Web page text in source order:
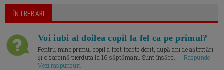
ÎNTREBARI
Voi iubi al doilea copil la fel ca pe primul?
Pentru mine primul copil a fost foarte dorit, după ani de așteptări
și o sarcină pierduta la 16 săptămâni. Sunt însărc... | Raspunde |
Vezi raspunsuri